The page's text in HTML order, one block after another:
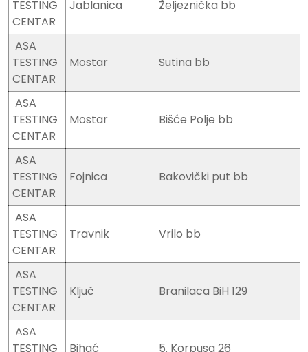
TESTING
CENTAR
Jablanica Željeznička bb
ASA
TESTING
CENTAR
Mostar Sutina bb
ASA
TESTING
CENTAR
Mostar Bišće Polje bb
ASA
TESTING
CENTAR
Fojnica Bakovički put bb
ASA
TESTING
CENTAR
Travnik Vrilo bb
ASA
TESTING
CENTAR
Ključ Branilaca BiH 129
ASA
TESTING
Bihać 5. Korpusa 26